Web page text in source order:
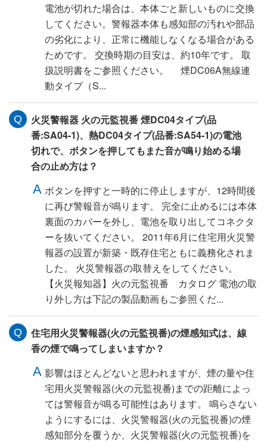
電池が切れた場合は、本体ごと新しいものに交換
してください。警報器本体も感知部の汚れや部品
の劣化により、正常に機能しなくなる場合がある
ためです。 交換時期の目安は、約10年です。 取
扱説明書をご参照ください。 煙DC06A無線連
動タイプ（S...
火災警報器 火の元監視番 煙DC04タイプ(品
番:SA04-1)、熱DC04タイプ(品番:SA54-1)の電池
切れで、ボタンを押してもまた音が鳴り始める場
合の止め方は？
ボタンを押すと一時的に停止しますが、12時間後
に再び警報音が鳴ります。 完全に止めるには本体
裏面のカバーを外し、電池を取り出してコネクタ
ーを抜いてください。 2011年6月に住宅用火災警
報器の設置が新築・既存住宅ともに義務化されま
した。 火災警報器の取替えをしてください。
【火災報知器】火の元監視番 カタログ 電池の取
り外し方は下記の製品動画もご参照くだ...
住宅用火災警報器(火の元監視番)の煙感知式は、線
香の煙で鳴ってしまいますか？
影響はほとんどないと思われますが、煙の量や住
宅用火災警報器(火の元監視番)までの距離によっ
ては警報音が鳴る可能性はあります。 鳴らさない
ようにするには、火災警報器(火の元監視番)の煙
感知部分を覆うか、火災警報器(火の元監視番)を